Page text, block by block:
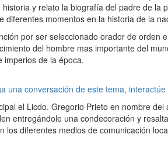
y relato la biografía del padre de la
diferentes momentos en la historia de la
por ser seleccionado orador de orden
del hombre mas importante del
imperios de la época.
una conversación de este tema,
el Licdo. Gregorio Prieto en nombre
entregándole una condecoración y
los diferentes medios de comunicación